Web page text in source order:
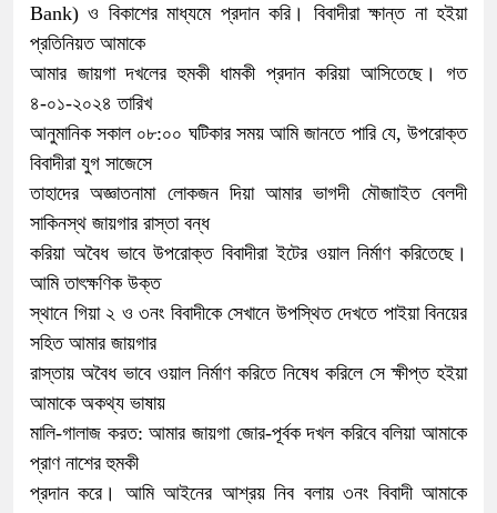
Bank) ও বিকাশের মাধ্যমে প্রদান করি। বিবাদীরা ক্ষান্ত না হইয়া
প্রতিনিয়ত আমাকে
আমার জায়গা দখলের হুমকী ধামকী প্রদান করিয়া আসিতেছে। গত
৪-০১-২০২৪ তারিখ
আনুমানিক সকাল ০৮:০০ ঘটিকার সময় আমি জানতে পারি যে, উপরোক্ত
বিবাদীরা যুগ সাজেসে
তাহাদের অজ্ঞাতনামা লোকজন দিয়া আমার ভাগদী মৌজাাইত বেলদী
সাকিনস্থ জায়গার রাস্তা বন্ধ
করিয়া অবৈধ ভাবে উপরোক্ত বিবাদীরা ইটের ওয়াল নির্মাণ করিতেছে।
আমি তাৎক্ষণিক উক্ত
স্থানে গিয়া ২ ও ৩নং বিবাদীকে সেখানে উপস্থিত দেখতে পাইয়া বিনয়ের
সহিত আমার জায়গার
রাস্তায় অবৈধ ভাবে ওয়াল নির্মাণ করিতে নিষেধ করিলে সে ক্ষীপ্ত হইয়া
আমাকে অকথ্য ভাষায়
মালি-গালাজ করত: আমার জায়গা জোর-পূর্বক দখল করিবে বলিয়া আমাকে
প্রাণ নাশের হুমকী
প্রদান করে। আমি আইনের আশ্রয় নিব বলায় ৩নং বিবাদী আমাকে